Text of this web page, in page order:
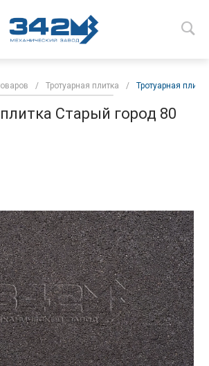
/ Тротуарная плитка / Тротуарная
Старый город 80